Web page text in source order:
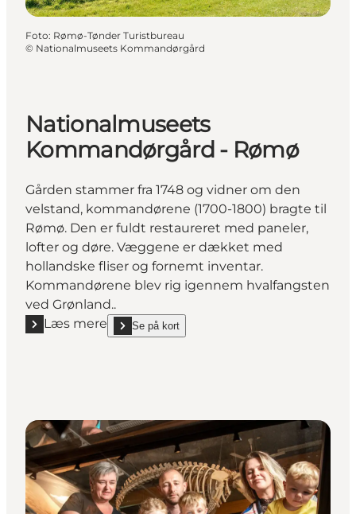
Foto: Rømø-Tønder Turistbureau
© Nationalmuseets Kommandørgård
Nationalmuseets
Kommandørgård - Rømø
Gården stammer fra 1748 og vidner om den
velstand, kommandørene (1700-1800) bragte til
Rømø. Den er fuldt restaureret med paneler,
lofter og døre. Væggene er dækket med
hollandske fliser og fornemt inventar.
Kommandørene blev rig igennem hvalfangsten
ved Grønland..
Læs mere
Læs mere "Nationalmuseets Kommandørgård -
Se på kort
show Nationalmuseets Kommandørgård - Rømø